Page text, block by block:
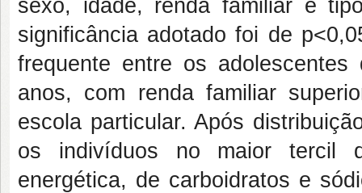
sexo, idade, renda familiar e
significância adotado foi de
frequente entre os
anos, com renda familiar
escola particular. Após
os indivíduos no maior tercil
energética, de carboidratos e